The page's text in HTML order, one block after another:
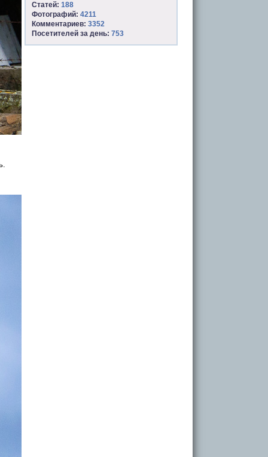
Статей: 188
Фотографий: 4211
Комментариев: 3352
Посетителей за день: 753